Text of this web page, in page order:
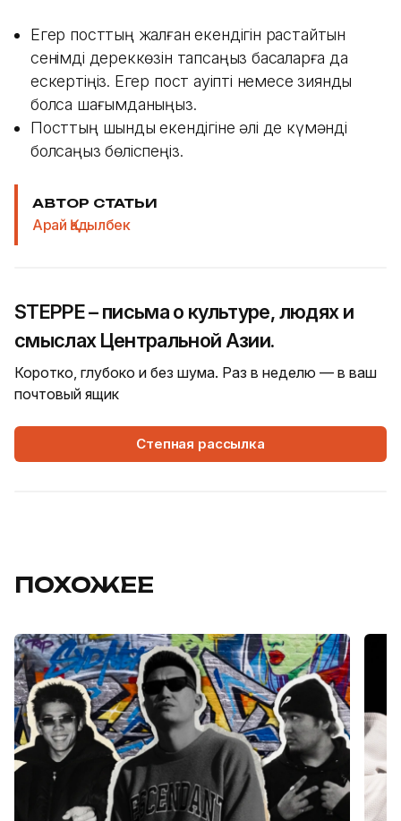
Егер посттың жалған екендігін растайтын
сенімді дереккөзін тапсаңыз басқаларға да
ескертіңіз. Егер пост қауіпті немесе зиянды
болса шағымданыңыз.
Посттың шындық екендігіне әлі де күмәнді
болсаңыз бөліспеңіз.
АВТОР СТАТЬИ
Арай Қадылбек
STEPPE – письма о культуре, людях и
смыслах Центральной Азии.
Коротко, глубоко и без шума. Раз в неделю — в ваш
почтовый ящик
Степная рассылка
ПОХОЖЕЕ